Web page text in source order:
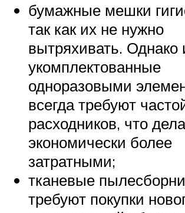
бумажные мешки
так как их не нужно
вытряхивать. Однако
укомплектованные
одноразовыми
всегда требуют
расходников, что
экономически более
затратными;
тканевые
требуют покупки